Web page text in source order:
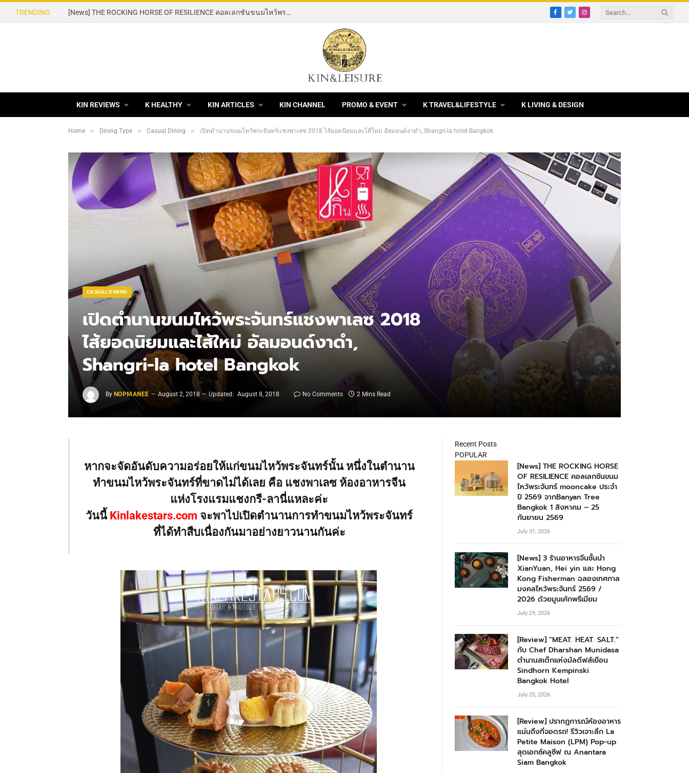
TRENDING [News] THE ROCKING HORSE OF RESILIENCE คอลเลกชันขนมไหว้พระจันทร์ mooncake ประจำปี 2569 จากBanyan Tree Bangkok 1 สิงหาคม – 25 กันยายน 2569
Facebook
TwitterInstagram
KIN REVIEWS K HEALTHY KIN ARTICLES KIN CHANNEL PROMO & EVENT K TRAVEL&LIFESTYLE K LIVING & DESIGN
Home » Dining Type » Casual Dining » เปิดตำนานขนมไหว้พระจันทร์แชงพาเลซ 2018 ไส้ยอดนิยมและไส้ใหม่ อัลมอนด์งาดำ, Shangri-la hotel Bangkok
CASUAL DINING
เปิดตำนานขนมไหว้พระจันทร์แชงพาเลซ 2018
ไส้ยอดนิยมและไส้ใหม่ อัลมอนด์งาดำ,
Shangri-la hotel Bangkok
By NOPMANEE August 2, 2018 Updated: August 8, 2018 No Comments 2 Mins Read
หากจะจัดอันดับความอร่อยให้แก่ขนมไหว้พระจันทร์นั้น หนึ่งในตำนาน
ทำขนมไหว้พระจันทร์ที่ขาดไม่ได้เลย คือ แชงพาเลซ ห้องอาหารจีน
แห่งโรงแรมแชงกรี-ลานี่แหละค่ะ
วันนี้ Kinlakestars.com จะพาไปเปิดตำนานการทำขนมไหว้พระจันทร์
ที่ได้ทำสืบเนื่องกันมาอย่างยาวนานกันค่ะ
Recent Posts
POPULAR
[News] THE ROCKING HORSE
OF RESILIENCE คอลเลกชันขนม
ไหว้พระจันทร์ mooncake ประจำ
ปี 2569 จากBanyan Tree
Bangkok 1 สิงหาคม – 25
กันยายน 2569
July 31, 2026
[News] 3 ร้านอาหารจีนชั้นนำ
XianYuan, Hei yin และ Hong
Kong Fisherman ฉลองเทศกาล
มงคลไหว้พระจันทร์ 2569 /
2026 ด้วยมูนเค้กพรีเมียม
July 29, 2026
[Review] “MEAT. HEAT. SALT.”
กับ Chef Dharshan Munidasa
ตำนานสเต๊กแห่งมัลดีฟส์เยือน
Sindhorn Kempinski
Bangkok Hotel
July 25, 2026
[Review] ปรากฏการณ์ห้องอาหาร
แน่นถึงที่จอดรถ! รีวิวเจาะลึก La
Petite Maison (LPM) Pop-up
สุดเอกซ์คลูซีฟ ณ Anantara
Siam Bangkok